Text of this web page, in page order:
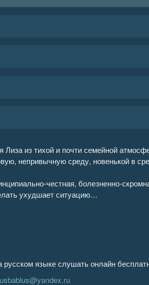
из тихой и почти семейной
непривычную среду, новенькой в
честная, болезненно-
ухудшает ситуацию…
русском языке слушать онлайн